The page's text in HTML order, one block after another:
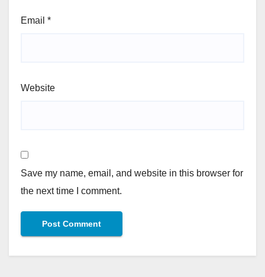
Email *
Website
Save my name, email, and website in this browser for
the next time I comment.